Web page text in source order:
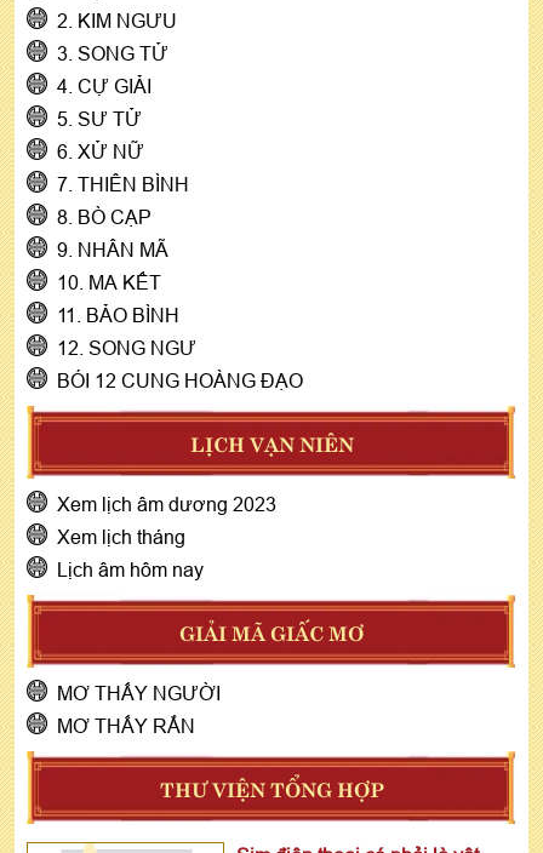
2. KIM NGƯU
3. SONG TỬ
4. CỰ GIẢI
5. SƯ TỬ
6. XỬ NỮ
7. THIÊN BÌNH
8. BÒ CẠP
9. NHÂN MÃ
10. MA KẾT
11. BẢO BÌNH
12. SONG NGƯ
BÓI 12 CUNG HOÀNG ĐẠO
LỊCH VẠN NIÊN
Xem lịch âm dương 2023
Xem lịch tháng
Lịch âm hôm nay
GIẢI MÃ GIẤC MƠ
MƠ THẤY NGƯỜI
MƠ THẤY RẮN
THƯ VIỆN TỔNG HỢP